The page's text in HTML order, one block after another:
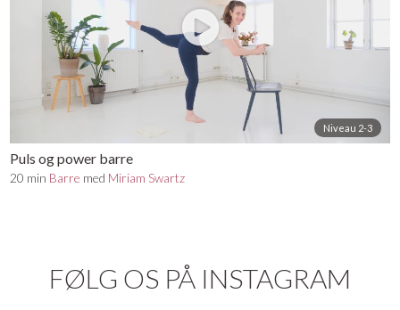
Niveau 2-3
Puls og power barre
20 min Barre med Miriam Swartz
FØLG OS PÅ INSTAGRAM